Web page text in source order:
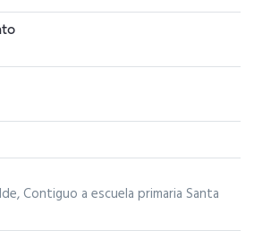
Contiguo a escuela primaria Santa